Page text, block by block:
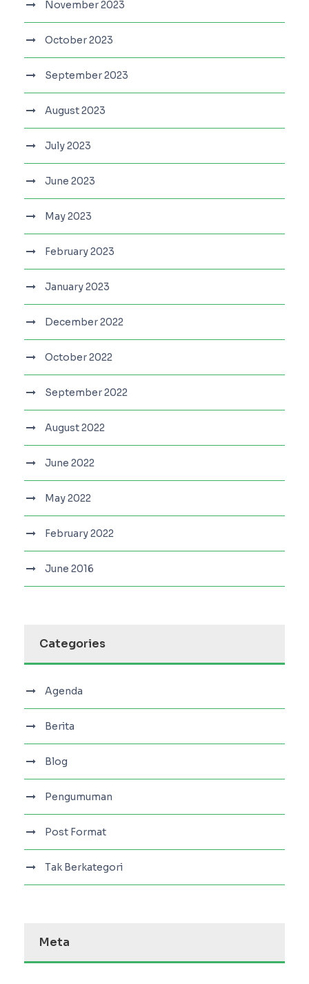
November 2023
October 2023
September 2023
August 2023
July 2023
June 2023
May 2023
February 2023
January 2023
December 2022
October 2022
September 2022
August 2022
June 2022
May 2022
February 2022
June 2016
Categories
Agenda
Berita
Blog
Pengumuman
Post Format
Tak Berkategori
Meta